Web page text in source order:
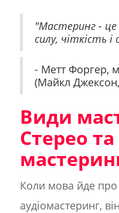
"Мастеринг -
силу, чіткість
- Метт Форгер,
(Майкл
Види
Стерео
Коли мова йде
аудіомастеринг,